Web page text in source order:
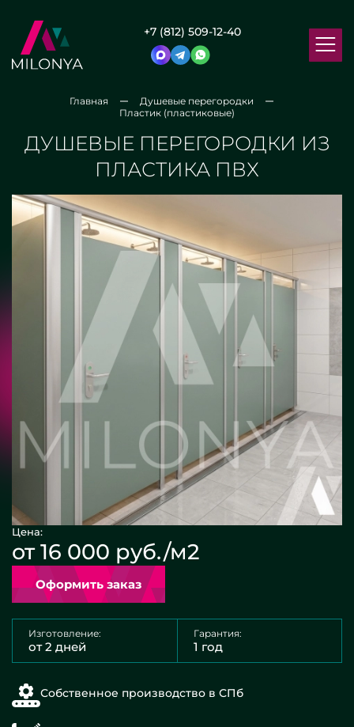
+7 (812) 509-12-40
Главная
Душевые перегородки
Пластик (пластиковые)
ДУШЕВЫЕ ПЕРЕГОРОДКИ ИЗ
ПЛАСТИКА ПВХ
Цена:
от 16 000 руб./м2
Оформить заказ
Изготовление:
от 2 дней
Гарантия:
1 год
Собственное производство в СПб